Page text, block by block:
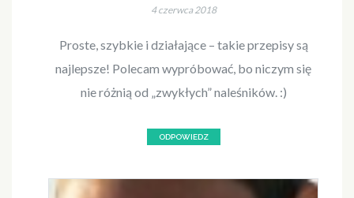
4 czerwca 2018
Proste, szybkie i działające – takie przepisy są
najlepsze! Polecam wypróbować, bo niczym się
nie różnią od „zwykłych” naleśników. :)
ODPOWIEDZ